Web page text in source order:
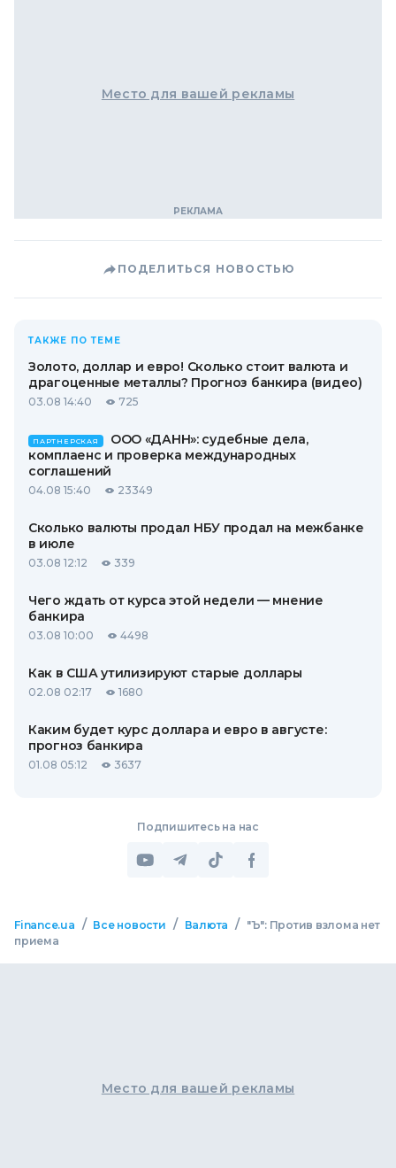
Место для вашей рекламы
ПОДЕЛИТЬСЯ НОВОСТЬЮ
ТАКЖЕ ПО ТЕМЕ
Золото, доллар и евро! Сколько стоит валюта и
драгоценные металлы? Прогноз банкира (видео)
03.08 14:40 725
ПАРТНЕРСКАЯ
ООО «ДАНН»: судебные дела,
комплаенс и проверка международных
соглашений
04.08 15:40 23349
Сколько валюты продал НБУ продал на межбанке
в июле
03.08 12:12 339
Чего ждать от курса этой недели — мнение
банкира
03.08 10:00 4498
Как в США утилизируют старые доллары
02.08 02:17 1680
Каким будет курс доллара и евро в августе:
прогноз банкира
01.08 05:12 3637
Подпишитесь на нас
Finance.ua / Все новости / Валюта /
"Ъ": Против взлома нет
приема
Место для вашей рекламы